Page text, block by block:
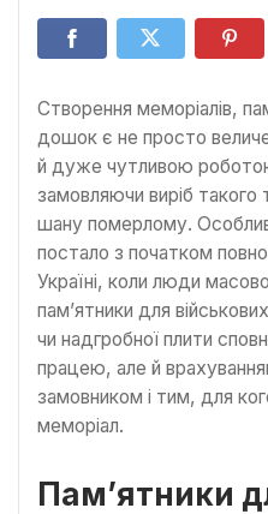
Створення меморіалів,
дошок є не просто
й дуже чутливою роботою,
замовляючи виріб
шану померлому.
постало з початком
Україні, коли люди
пам’ятники для
чи надгробної плити
працею, але й
замовником і тим, для
меморіал.
Пам’ятники